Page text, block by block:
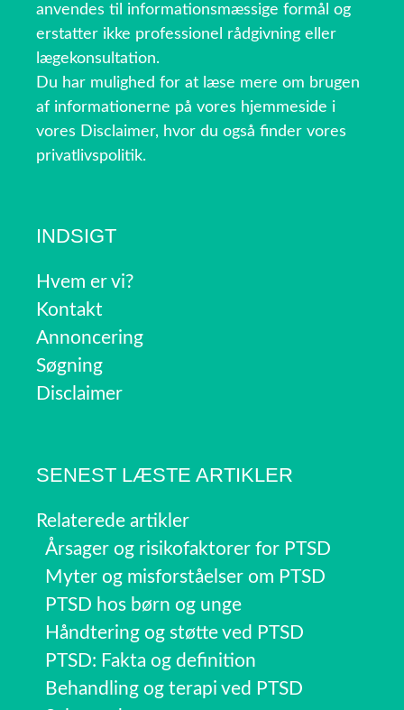
anvendes til informationsmæssige formål og
erstatter ikke professionel rådgivning eller
lægekonsultation.
Du har mulighed for at læse mere om brugen
af informationerne på vores hjemmeside i
vores Disclaimer, hvor du også finder vores
privatlivspolitik.
INDSIGT
Hvem er vi?
Kontakt
Annoncering
Søgning
Disclaimer
SENEST LÆSTE ARTIKLER
Relaterede artikler
Årsager og risikofaktorer for PTSD
Myter og misforståelser om PTSD
PTSD hos børn og unge
Håndtering og støtte ved PTSD
PTSD: Fakta og definition
Behandling og terapi ved PTSD